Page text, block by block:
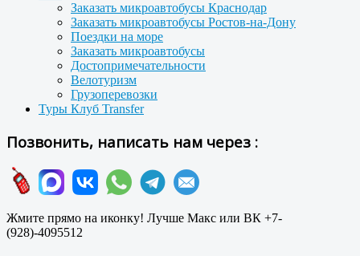
Заказать микроавтобусы Краснодар
Заказать микроавтобусы Ростов-на-Дону
Поездки на море
Заказать микроавтобусы
Достопримечательности
Велотуризм
Грузоперевозки
Туры Клуб Transfer
Позвонить, написать нам через :
Жмите прямо на иконку! Лучше Макс или ВК +7-
(928)-4095512